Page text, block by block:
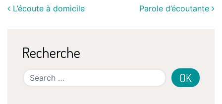
L’écoute à domicile Parole d’écoutante
Recherche
Search